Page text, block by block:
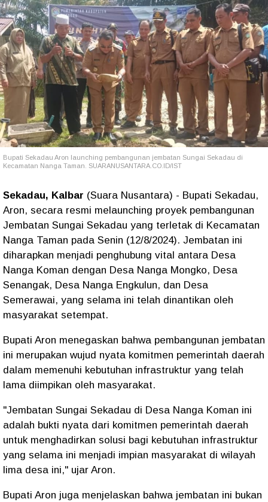
Bupati Sekadau Aron launching pembangunan jembatan Sungai Sekadau di
Kecamatan Nanga Taman. SUARANUSANTARA.CO.ID/IST
Sekadau, Kalbar (Suara Nusantara) - Bupati Sekadau,
Aron, secara resmi melaunching proyek pembangunan
Jembatan Sungai Sekadau yang terletak di Kecamatan
Nanga Taman pada Senin (12/8/2024). Jembatan ini
diharapkan menjadi penghubung vital antara Desa
Nanga Koman dengan Desa Nanga Mongko, Desa
Senangak, Desa Nanga Engkulun, dan Desa
Semerawai, yang selama ini telah dinantikan oleh
masyarakat setempat.
Bupati Aron menegaskan bahwa pembangunan jembatan
ini merupakan wujud nyata komitmen pemerintah daerah
dalam memenuhi kebutuhan infrastruktur yang telah
lama diimpikan oleh masyarakat.
"Jembatan Sungai Sekadau di Desa Nanga Koman ini
adalah bukti nyata dari komitmen pemerintah daerah
untuk menghadirkan solusi bagi kebutuhan infrastruktur
yang selama ini menjadi impian masyarakat di wilayah
lima desa ini," ujar Aron.
Bupati Aron juga menjelaskan bahwa jembatan ini bukan